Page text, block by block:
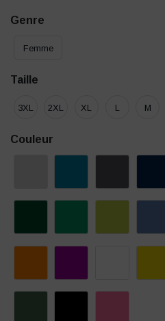
Genre
Femme
Taille
3XL 2XL XL L M
Couleur